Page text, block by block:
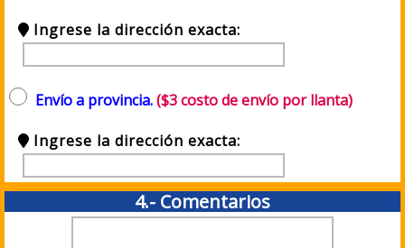
Ingrese la dirección exacta:
Envío a provincia.($3 costo de envío por llanta)
Ingrese la dirección exacta:
4.- Comentarios